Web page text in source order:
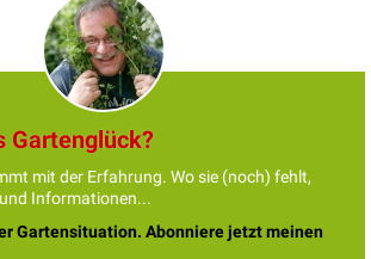
Gartenglück?
mit der Erfahrung. Wo sie (noch) fehlt,
Informationen...
Gartensituation. Abonniere jetzt meinen